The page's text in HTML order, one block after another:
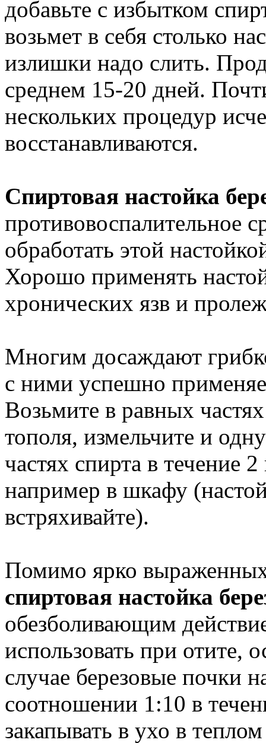
добавьте с избытком
возьмет в себя столько
излишки надо слить.
среднем 15-20 дней.
нескольких процедур
восстанавливаются.
Спиртовая настойка
противовоспалительное
обработать этой
Хорошо применять
хронических язв и
Многим досаждают
с ними успешно
Возьмите в равных
тополя, измельчите и
частях спирта в течение
например в шкафу
встряхивайте).
Помимо ярко выраженных
спиртовая настойка
обезболивающим
использовать при отите,
случае березовые почки
соотношении 1:10 в
закапывать в ухо в